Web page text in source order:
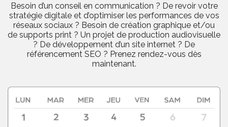
Besoin d’un conseil en communication ? De revoir votre
stratégie digitale et d’optimiser les performances de vos
réseaux sociaux ? Besoin de création graphique et/ou
de supports print ? Un projet de production audiovisuelle
? De développement d’un site internet ? De
référencement SEO ? Prenez rendez-vous dès
maintenant.